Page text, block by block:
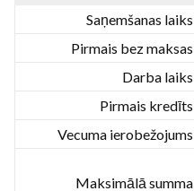
Saņemšanas laiks
Pirmais bez maksas
Darba laiks
Pirmais kredīts
Vecuma ierobežojums
Maksimālā summa